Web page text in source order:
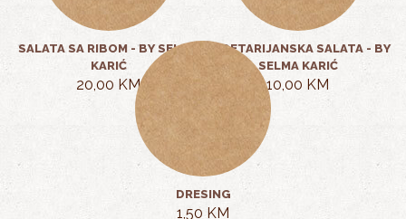
SALATA SA RIBOM - BY SELMA
KARIĆ
20,00 KM
VEGETARIJANSKA SALATA - BY
SELMA KARIĆ
10,00 KM
DRESING
1,50 KM